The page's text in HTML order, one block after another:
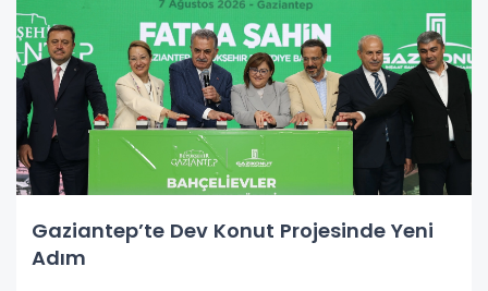
Gaziantep’te Dev Konut Projesinde Yeni
Adım